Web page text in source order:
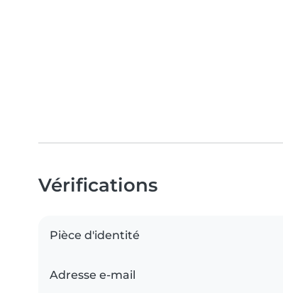
Vérifications
Pièce d'identité
Adresse e-mail